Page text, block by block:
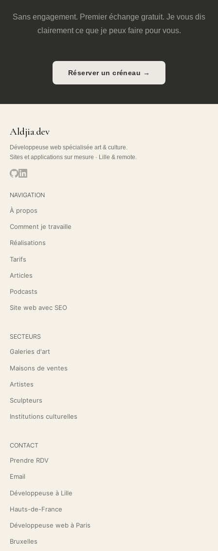
Sans engagement. Premier échange gratuit. Je vous dis
clairement ce que je peux faire pour vous.
Réserver un créneau →
Aldjia.dev
Développeuse web spécialisée art & culture.
Sites et applications sur mesure · Lille & remote.
NAVIGATION
À propos
Comment je travaille
Réalisations
Tarifs
Articles
Podcasts
Site web avec SEO
SECTEURS
Galeries d'art
Maisons de ventes
Artistes
Sculpteurs
Institutions culturelles
CONTACT
Prendre RDV
Email
Développeuse à Lille
Hauts-de-France
Développeuse web à Paris
Bruxelles